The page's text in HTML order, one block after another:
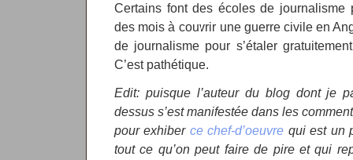
Certains font des écoles de journalisme
des mois à couvrir une guerre civile en
de journalisme pour s’étaler
C’est pathétique.
Edit: puisque l’auteur du blog dont je
dessus s’est manifestée dans les
pour exhiber ce chef-d’oeuvre qui est un
tout ce qu’on peut faire de pire et qui